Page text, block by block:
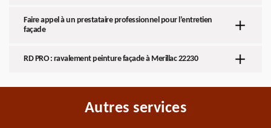
Faire appel à un prestataire professionnel pour l’entretien
façade
RD PRO : ravalement peinture façade à Merillac 22230
Autres services